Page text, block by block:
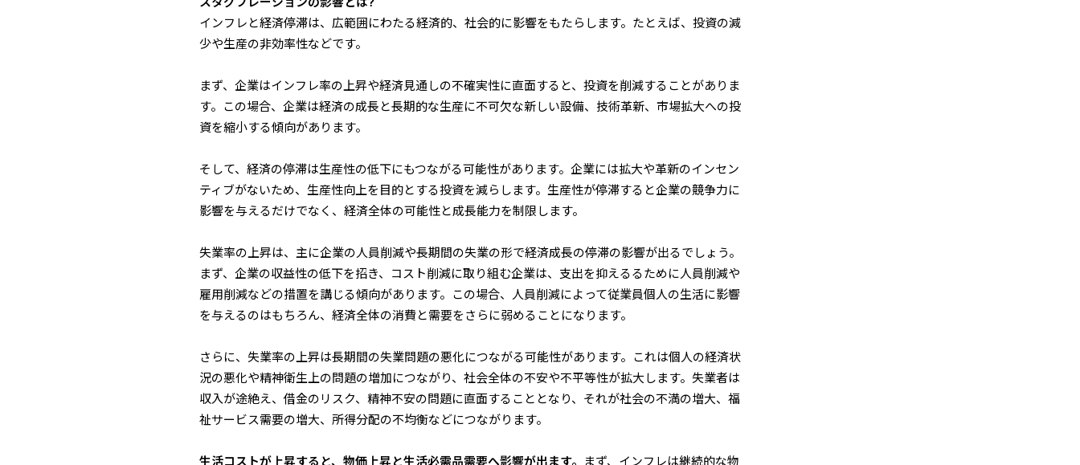
インフレと経済停滞は、広範囲にわたる経済的、社会的に影響をもたらします。たとえば、投資の減
少や生産の非効率性などです。
まず、企業はインフレ率の上昇や経済見通しの不確実性に直面すると、投資を削減することがありま
す。この場合、企業は経済の成長と長期的な生産に不可欠な新しい設備、技術革新、市場拡大への投
資を縮小する傾向があります。
そして、経済の停滞は生産性の低下にもつながる可能性があります。企業には拡大や革新のインセン
ティブがないため、生産性向上を目的とする投資を減らします。生産性が停滞すると企業の競争力に
影響を与えるだけでなく、経済全体の可能性と成長能力を制限します。
失業率の上昇は、主に企業の人員削減や長期間の失業の形で経済成長の停滞の影響が出るでしょう。
まず、企業の収益性の低下を招き、コスト削減に取り組む企業は、支出を抑えるるために人員削減や
雇用削減などの措置を講じる傾向があります。この場合、人員削減によって従業員個人の生活に影響
を与えるのはもちろん、経済全体の消費と需要をさらに弱めることになります。
さらに、失業率の上昇は長期間の失業問題の悪化につながる可能性があります。これは個人の経済状
況の悪化や精神衛生上の問題の増加につながり、社会全体の不安や不平等性が拡大します。失業者は
収入が途絶え、借金のリスク、精神不安の問題に直面することとなり、それが社会の不満の増大、福
祉サービス需要の増大、所得分配の不均衡などにつながります。
生活コストが上昇すると、物価上昇と生活必需品需要へ影響が出ます。
まず、インフレは継続的な物